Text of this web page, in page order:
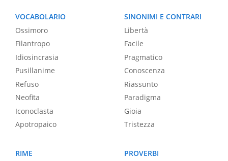
VOCABOLARIO
Ossimoro
Filantropo
Idiosincrasia
Pusillanime
Refuso
Neofita
Iconoclasta
Apotropaico
SINONIMI E CONTRARI
Libertà
Facile
Pragmatico
Conoscenza
Riassunto
Paradigma
Gioia
Tristezza
RIME
PROVERBI